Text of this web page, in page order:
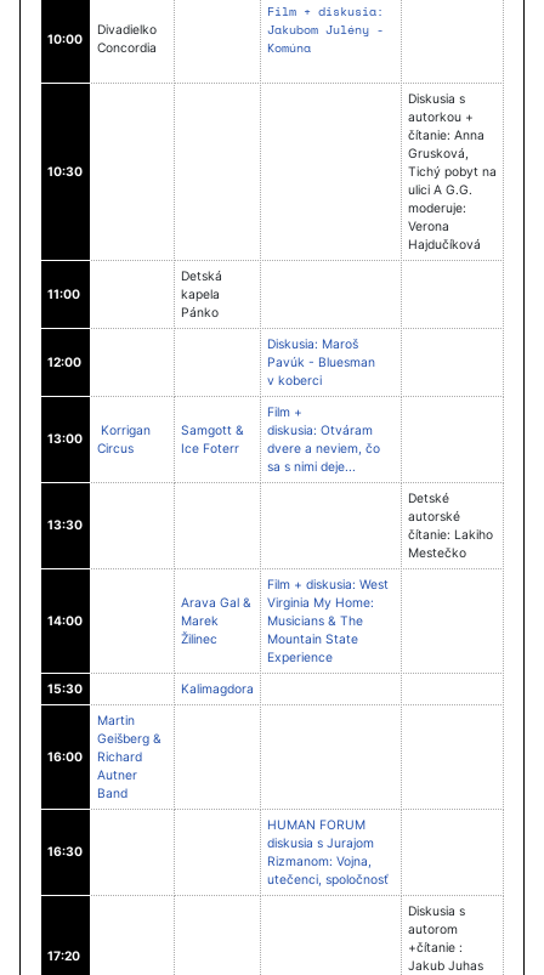
10:00
Divadielko
Concordia
Film + diskusia:
Jakubom Julény -
Komúna
10:30
Diskusia s
autorkou +
čítanie: Anna
Grusková,
Tichý pobyt na
ulici A G.G.
moderuje:
Verona
Hajdučíková
11:00
Detská
kapela
Pánko
12:00
Diskusia: Maroš
Pavúk - Bluesman
v koberci
13:00
Korrigan
Circus
Samgott &
Ice Foterr
Film +
diskusia: Otváram
dvere a neviem, čo
sa s nimi deje...
13:30
Detské
autorské
čítanie: Lakiho
Mestečko
14:00
Arava Gal &
Marek
Žilinec
Film + diskusia: West
Virginia My Home:
Musicians & The
Mountain State
Experience
15:30 Kalimagdora
16:00
Martin
Geišberg &
Richard
Autner
Band
16:30
HUMAN FORUM
diskusia s Jurajom
Rizmanom: Vojna,
utečenci, spoločnosť
17:20
Diskusia s
autorom
+čítanie :
Jakub Juhas